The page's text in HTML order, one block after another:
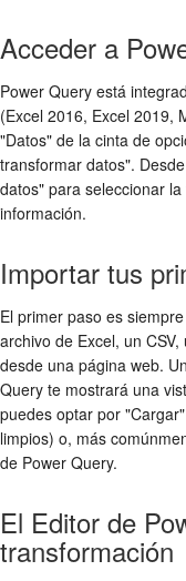
Acceder a
Power Query está
(Excel 2016, Excel 2019,
"Datos" de la cinta de
transformar datos".
datos" para seleccionar
información.
Importar tus
El primer paso es
archivo de Excel, un
desde una página web.
Query te mostrará una
puedes optar por
limpios) o, más
de Power Query.
El Editor de
transformación